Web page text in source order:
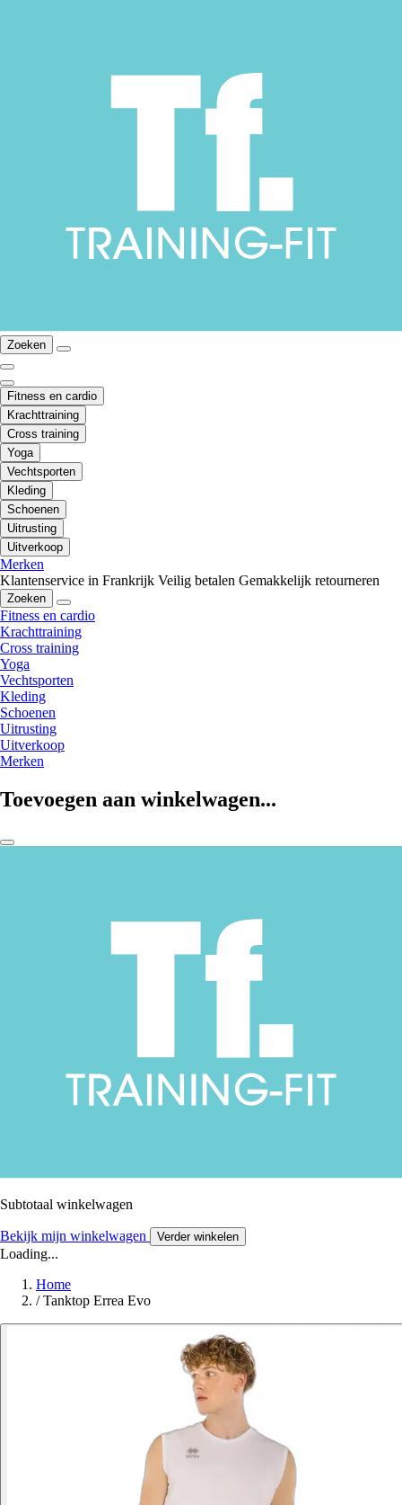
Zoeken
Fitness en cardio
Krachttraining
Cross training
Yoga
Vechtsporten
Kleding
Schoenen
Uitrusting
Uitverkoop
Merken
Klantenservice in Frankrijk Veilig betalen Gemakkelijk retourneren
Zoeken
Fitness en cardio
Krachttraining
Cross training
Yoga
Vechtsporten
Kleding
Schoenen
Uitrusting
Uitverkoop
Merken
Toevoegen aan winkelwagen...
Subtotaal winkelwagen
Bekijk mijn winkelwagen Verder winkelen
Loading...
Home
/ Tanktop Errea Evo